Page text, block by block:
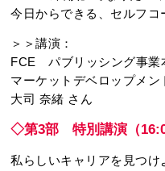
今日からできる、セルフコ
＞＞講演：
FCE パブリッシング事業
マーケットデベロップメ
大司 奈緒 さん
◇第3部 特別講演（
私らしいキャリアを見つけ